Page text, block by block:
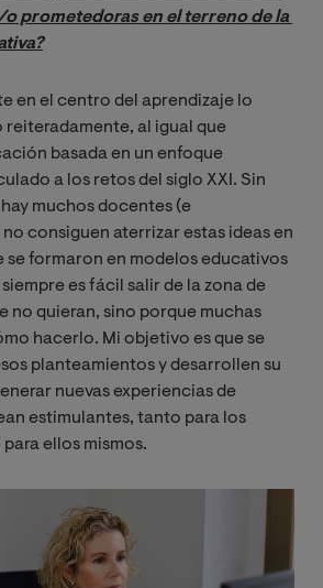
prometedoras en el terreno de la
en el centro del aprendizaje lo
reiteradamente, al igual que
basada en un enfoque
a los retos del siglo XXI. Sin
muchos docentes (e
consiguen aterrizar estas ideas en
se formaron en modelos educativos
es fácil salir de la zona de
no quieran, sino porque muchas
hacerlo. Mi objetivo es que se
planteamientos y desarrollen su
nuevas experiencias de
estimulantes, tanto para los
ellos mismos.
Image